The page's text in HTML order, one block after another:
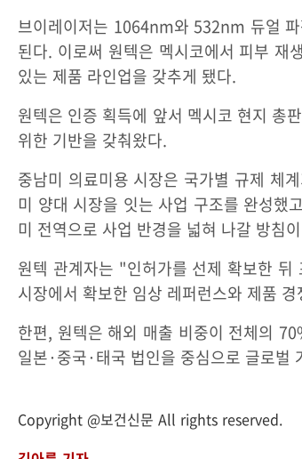
브이레이저는 1064nm와 532nm 듀얼
된다. 이로써 원텍은 멕시코에서 피부 재
있는 제품 라인업을 갖추게 됐다.
원텍은 인증 획득에 앞서 멕시코 현지 총
위한 기반을 갖춰왔다.
중남미 의료미용 시장은 국가별 규제 체
미 양대 시장을 잇는 사업 구조를 완성했
미 전역으로 사업 반경을 넓혀 나갈 방침
원텍 관계자는 "인허가를 선제 확보한
시장에서 확보한 임상 레퍼런스와 제품
한편, 원텍은 해외 매출 비중이 전체의
일본·중국·태국 법인을 중심으로 글로벌
Copyright @보건신문 All rights reserved.